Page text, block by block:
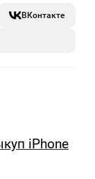
ВКонтакте
iPhone